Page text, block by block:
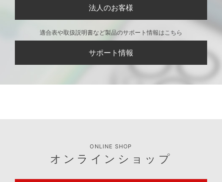
法人のお客様
適合表や取扱説明書など製品のサポート情報はこちら
サポート情報
ONLINE SHOP
オンラインショップ